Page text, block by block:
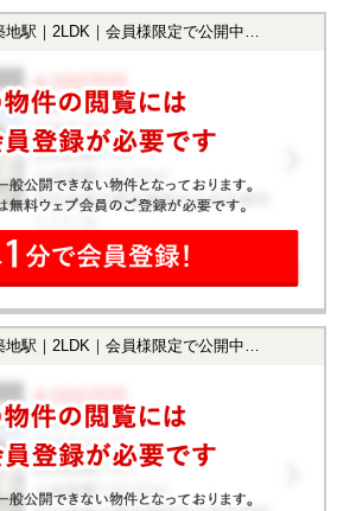
駅｜2LDK｜会員様限定で公開中！】
駅｜2LDK｜会員様限定で公開中！】